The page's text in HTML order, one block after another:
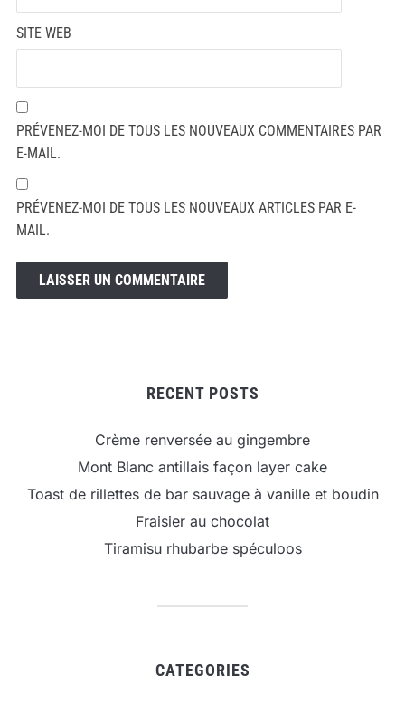
SITE WEB
PRÉVENEZ-MOI DE TOUS LES NOUVEAUX COMMENTAIRES PAR
E-MAIL.
PRÉVENEZ-MOI DE TOUS LES NOUVEAUX ARTICLES PAR E-
MAIL.
RECENT POSTS
Crème renversée au gingembre
Mont Blanc antillais façon layer cake
Toast de rillettes de bar sauvage à vanille et boudin
Fraisier au chocolat
Tiramisu rhubarbe spéculoos
CATEGORIES